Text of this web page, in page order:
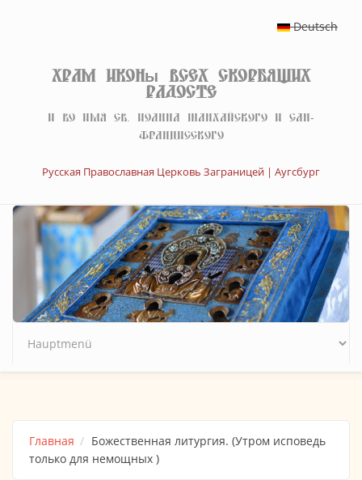
Deutsch
Храм иконы Всех скорбящих
Радосте
И во имя св. Иоанна Шанхайского и Сан-
Францисского
Русская Православная Церковь Заграницей | Аугсбург
Главная
Божественная литургия. (Утром исповедь
только для немощных )